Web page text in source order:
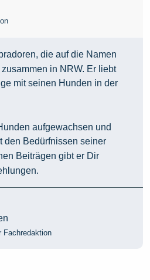
die auf die Namen
in NRW. Er liebt
mit seinen Hunden in der
aufgewachsen und
den Bedürfnissen seiner
Beiträgen gibt er Dir
Fachredaktion